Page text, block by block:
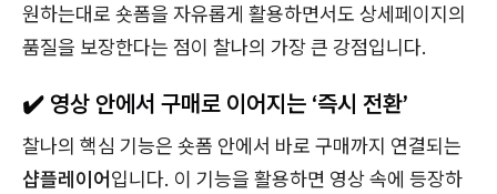
원하는대로 숏폼을 자유롭게 활용하면서도 상세페이지의
품질을 보장한다는 점이 찰나의 가장 큰 강점입니다.
✔️ 영상 안에서 구매로 이어지는 ‘즉시 전환’
찰나의 핵심 기능은 숏폼 안에서 바로 구매까지 연결되는
샵플레이어입니다. 이 기능을 활용하면 영상 속에 등장하